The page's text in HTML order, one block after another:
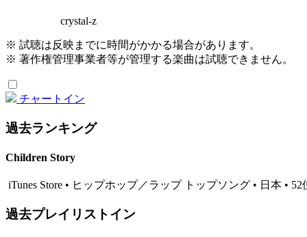
crystal-z
※ 試聴は反映までに時間がかかる場合があります。
※ 著作権管理事業者等が管理する楽曲は試聴できません。
チャートイン
過去ランキング
Children Story
iTunes Store • ヒップホップ／ラップ トップソング • 日本 • 52
過去プレイリストイン